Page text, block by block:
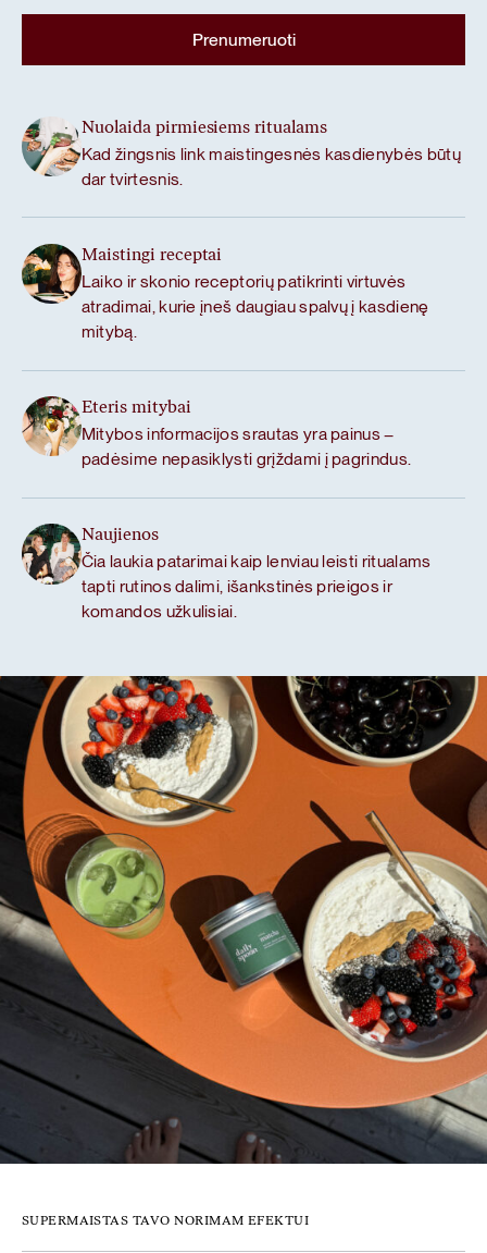
Nuolaida pirmiesiems ritualams
Kad žingsnis link maistingesnės kasdienybės būtų
dar tvirtesnis.
Maistingi receptai
Laiko ir skonio receptorių patikrinti virtuvės
atradimai, kurie įneš daugiau spalvų į kasdienę
mitybą.
Eteris mitybai
Mitybos informacijos srautas yra painus –
padėsime nepasiklysti grįždami į pagrindus.
Naujienos
Čia laukia patarimai kaip lenviau leisti ritualams
tapti rutinos dalimi, išankstinės prieigos ir
komandos užkulisiai.
SUPERMAISTAS TAVO NORIMAM EFEKTUI